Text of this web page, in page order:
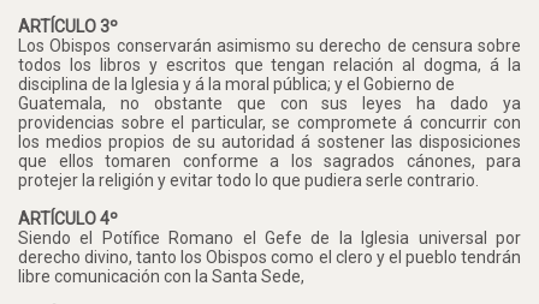
ARTÍCULO 3º
Los Obispos conservarán asimismo su derecho de censura sobre
todos los libros y escritos que tengan relación al dogma, á la
disciplina de la Iglesia y á la moral pública; y el Gobierno de
Guatemala, no obstante que con sus leyes ha dado ya
providencias sobre el particular, se compromete á concurrir con
los medios propios de su autoridad á sostener las disposiciones
que ellos tomaren conforme a los sagrados cánones, para
protejer la religión y evitar todo lo que pudiera serle contrario.
ARTÍCULO 4º
Siendo el Potífice Romano el Gefe de la Iglesia universal por
derecho divino, tanto los Obispos como el clero y el pueblo tendrán
libre comunicación con la Santa Sede,